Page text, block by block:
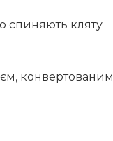
спиняють кляту
конвертованим